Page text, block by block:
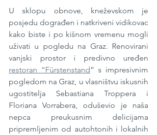
U sklopu obnove, kneževskom je
posjedu dograđen i natkriveni vidikovac
kako biste i po kišnom vremenu mogli
uživati ​​u pogledu na Graz. Renovirani
restoran “Fürstenstand” s impresivnim
pogledom na Graz, u vlasništvu iskusnih
ugostitelja Sebastiana Troppera i
Floriana Vorrabera, oduševio je naša
nepca preukusnim delicijama
pripremljenim od autohtonih i lokalnih